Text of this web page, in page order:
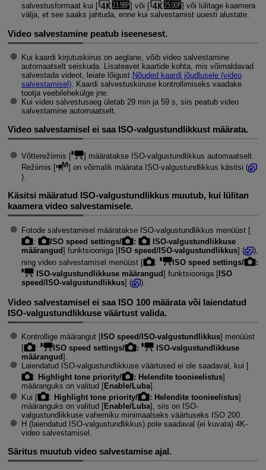
salvestusformaat kui [
] või [
] või lülitage kaamera
välja, et see saaks jahtuda, enne kui salvestamist uuesti alustate.
Video salvestamine peatub iseenesest.
Kui kaardi kirjutuskiirus on aeglane, võib video salvestamine
automaatselt seiskuda. Lisateavet kaartide kohta, mis võimaldavad
salvestada videot, leiate lõigust Nõuded kaardi jõudlusele (video
salvestamisel). Kaardi salvestuskiiruse kontrollimiseks vaadake
tootja veebilehekülge jne.
Kui video salvestusaeg ületab 29 min ja 59 s, siis peatub video
salvestamine automaatselt.
Video salvestamisel ei saa ISO-valgustundlikkust määrata.
Võtterežiimis [
] määratakse ISO-valgustundlikkus automaatselt.
Režiimis [
] on võimalik määrata ISO-valgustundlikkus käsitsi (
).
Käsitsi määratud ISO-valgustundlikkus muutub, kui lülitan
kaamera video salvestamisele.
Fotode salvestamisel määratakse ISO-valgustundlikkus menüüst [
:
ISO speed settings/ :
ISO-valgustundlikkuse
määrangud] funktsiooniga [ISO speed/ISO-valgustundlikkus] (
),
ning video salvestamisel menüüst [
: ISO speed settings/
:
ISO-valgustundlikkuse määrangud] funktsiooniga [ISO
speed/ISO-valgustundlikkus] ( ).
Video salvestamisel ei saa ISO 100 määrata või laiendatud
ISO-valgustundlikkuse väärtust valida.
Kontrollige määrangut [ISO speed/ISO-valgustundlikkus] menüüst
[
: ISO speed settings/ :
ISO-valgustundlikkuse
määrangud].
Laiendatud ISO-valgustundlikkuse väärtused ei ole saadaval, kui [
: Highlight tone priority/ : Helendite toonieelistus]
määranguks on valitud [Enable/Luba].
Kui [
: Highlight tone priority/ : Helendite toonieelistus]
määranguks on valitud [Enable/Luba], siis on ISO-
valgustundlikkuse vahemiku minimaalseks väärtuseks ISO 200.
H (laiendatud ISO-valgustundlikkus) pole saadaval (ei kuvata) 4K-
video salvestamisel.
Säritus muutub video salvestamise ajal.